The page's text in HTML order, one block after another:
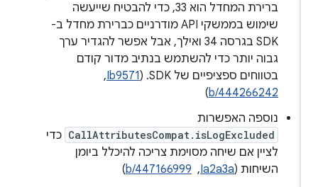
ברירת המחדל הוא 33, כדי להבטיח שייעשה
שימוש בממשקי API מודרניים כברירת מחדל ב-
SDK בגרסה 34 ואילך, אבל אפשר להגדיר ערך
גבוה יותר כדי להשתמש בנתיב מדור קודם
בטווחים ספציפיים של SDK. (
Ib9571
, ‏
b/444266242
)
נוספה האפשרות
CallAttributesCompat.isLogExcluded כדי
לציין אם שיחה מסוימת צריכה להיכלל ביומן
השיחות (Ia2a3a
, ‏
b/447166999
)